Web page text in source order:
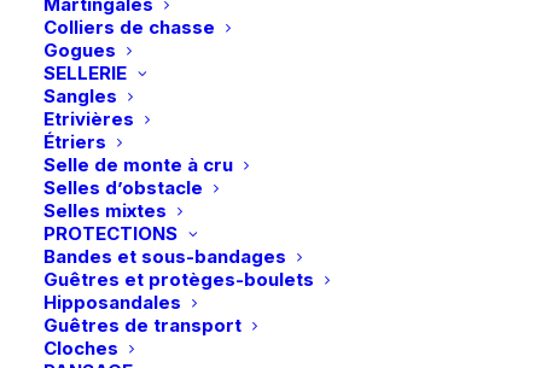
Colliers de chasse
Gogues
SELLERIE
Sangles
Etrivières
Étriers
Selle de monte à cru
Selles d’obstacle
Selles mixtes
PROTECTIONS
Bandes et sous-bandages
Guêtres et protèges-boulets
Hipposandales
Guêtres de transport
Cloches
-
Noir
Description
Détails
Vous aimerez peut-être aussi